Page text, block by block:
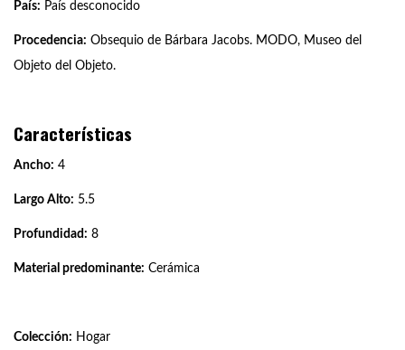
País: País desconocido
Procedencia: Obsequio de Bárbara Jacobs. MODO, Museo del
Objeto del Objeto.
Características
Ancho: 4
Largo Alto: 5.5
Profundidad: 8
Material predominante: Cerámica
Colección: Hogar